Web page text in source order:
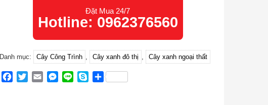
Đặt Mua 24/7
Hotline: 0962376560
Danh mục: Cây Công Trình , Cây xanh đô thị , Cây xanh ngoại thất
Facebook
TwitterEmailMessenger
Line SkypeShare